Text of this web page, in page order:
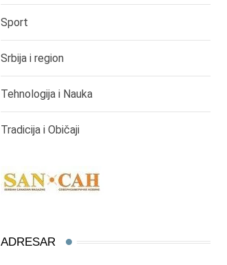
Sport
Srbija i region
Tehnologija i Nauka
Tradicija i Običaji
ADRESAR